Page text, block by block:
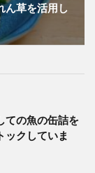
ん草を活用し
ての魚の缶詰を
ックしていま